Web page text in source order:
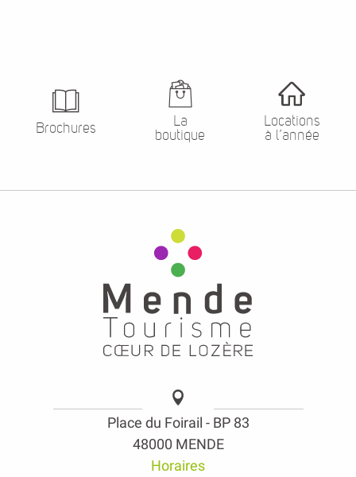
Brochures
La
boutique
Locations
à l’année
Place du Foirail - BP 83
48000 MENDE
Horaires